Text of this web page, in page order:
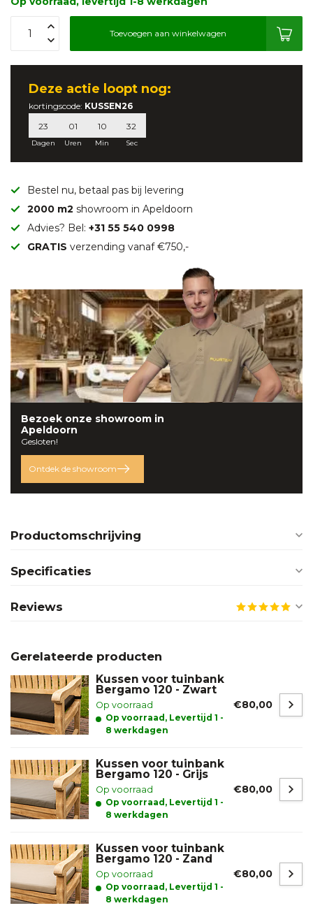
Toevoegen aan winkelwagen
Deze actie loopt nog:
kortingscode: KUSSEN26
23
Dagen
01
Uren
10
Min
31
Sec
Bestel nu, betaal pas bij levering
2000 m2 showroom in Apeldoorn
Advies? Bel: +31 55 540 0998
GRATIS verzending vanaf €750,-
Bezoek onze showroom in
Apeldoorn
Gesloten!
Ontdek de showroom
Productomschrijving
Specificaties
Reviews
Gerelateerde producten
Kussen voor tuinbank
Bergamo 120 - Zwart
Op voorraad
Op voorraad, Levertijd 1 -
8 werkdagen
€80,00
Kussen voor tuinbank
Bergamo 120 - Grijs
Op voorraad
Op voorraad, Levertijd 1 -
8 werkdagen
€80,00
Kussen voor tuinbank
Bergamo 120 - Zand
Op voorraad
Op voorraad, Levertijd 1 -
8 werkdagen
€80,00